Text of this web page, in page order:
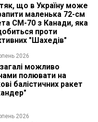
що в Україну може
маленька 72-см
CM-70 з Канади, яка
проти
"Шахедів"
2026
можливо
полювати на
балістичних ракет
2026